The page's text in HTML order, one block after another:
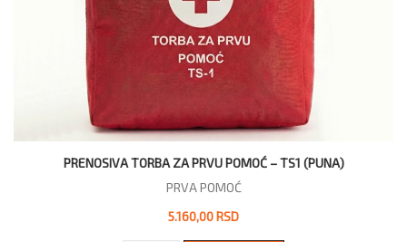
PRENOSIVA TORBA ZA PRVU POMOĆ – TS1 (PUNA)
PRVA POMOĆ
5.160,00 RSD